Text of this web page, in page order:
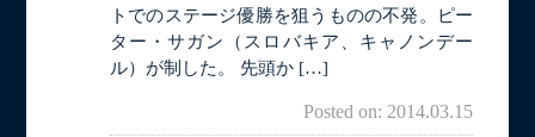
トでのステージ優勝を狙うものの不発。ピー
ター・サガン（スロバキア、キャノンデー
ル）が制した。 先頭か […]
Posted on: 2014.03.15